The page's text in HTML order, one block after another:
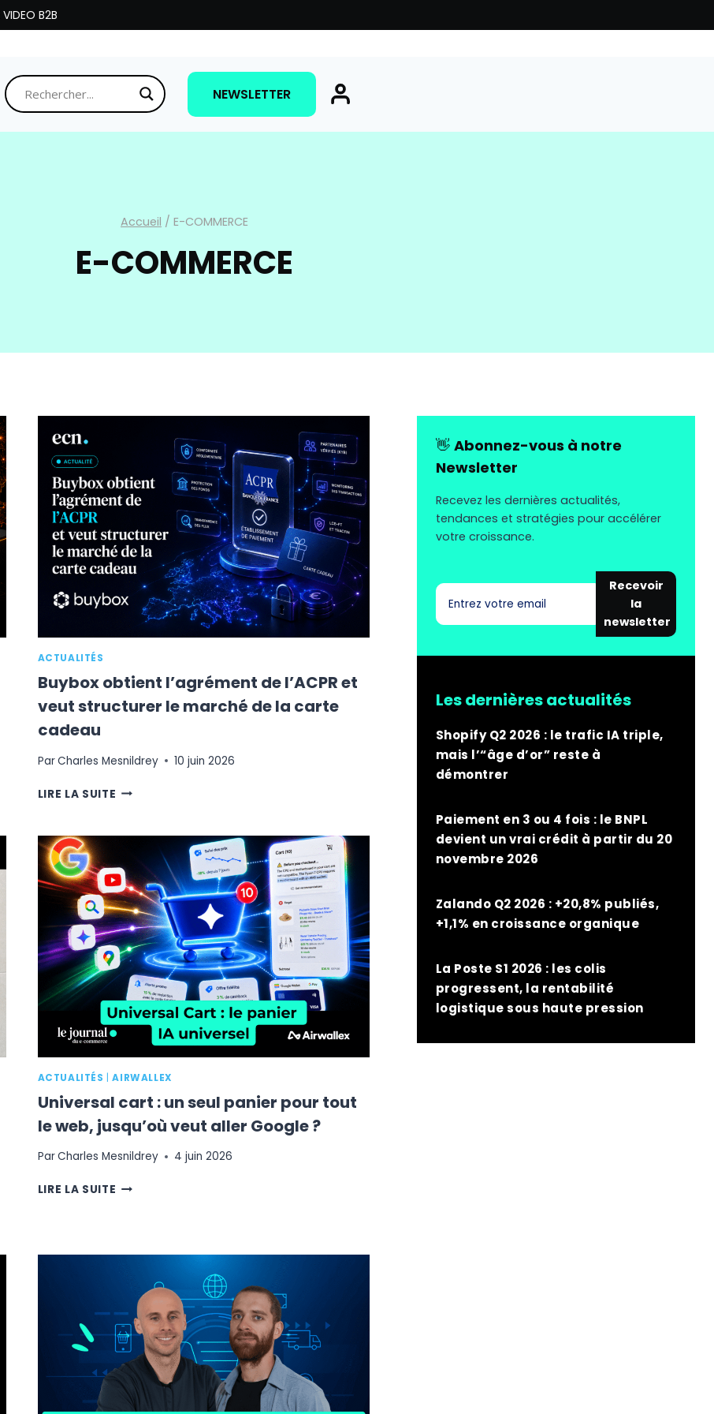
B2B
NEWSLETTER
Accueil / E-COMMERCE
E-COMMERCE
ACTUALITÉS
Buybox obtient l’agrément de l’ACPR et
veut structurer le marché de la carte
cadeau
ParCharles Mesnildrey 10 juin 2026
LIRE LA SUITE BUYBOX
DE
ET
VEUT
STRUCTURER
LE
MARCHÉ
DE
LA
CARTE
CADEAU
ACTUALITÉS |AIRWALLEX
Universal cart : un seul panier pour tout
le web, jusqu’où veut aller Google ?
ParCharles Mesnildrey 4 juin 2026
LIRE LA SUITE UNIVERSAL
SEUL
TOUT
LE
WEB,
JUSQU’OÙ
VEUT
ALLER
GOOGLE
👋 Abonnez-vous à notre
Newsletter
Recevez les dernières actualités,
tendances et stratégies pour accélérer
votre croissance.
Recevoir
la
newsletter
Les dernières actualités
Shopify Q2 2026 : le trafic IA triple,
mais l’“âge d’or” reste à
démontrer
Paiement en 3 ou 4 fois : le BNPL
devient un vrai crédit à partir du 20
novembre 2026
Zalando Q2 2026 : +20,8% publiés,
+1,1% en croissance organique
La Poste S1 2026 : les colis
progressent, la rentabilité
logistique sous haute pression